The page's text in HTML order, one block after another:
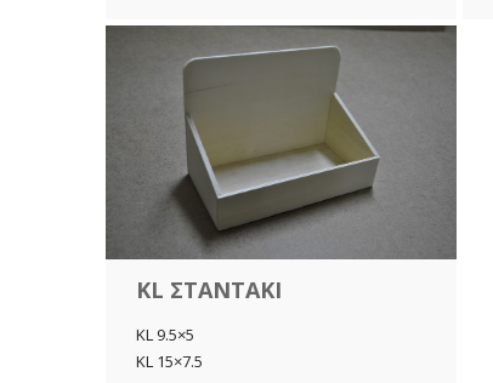
KL ΣΤΑΝΤΑΚΙ
KL 9.5×5
KL 15×7.5